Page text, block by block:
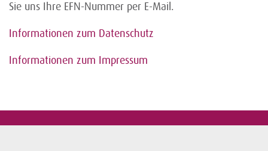
Sie uns Ihre EFN-Nummer per E-Mail.
Informationen zum Datenschutz
Informationen zum Impressum